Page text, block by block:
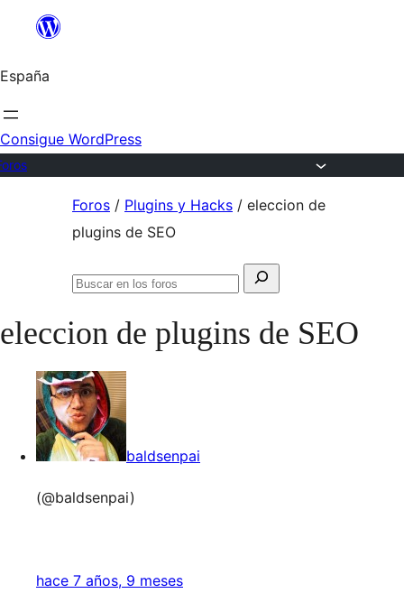
Saltar
contenido
España
Consigue WordPress
Foros / Plugins y Hacks / eleccion de
plugins de SEO
Buscar:
Buscar
los
foros
eleccion de plugins de SEO
baldsenpai
(@baldsenpai)
hace 7 años, 9 meses